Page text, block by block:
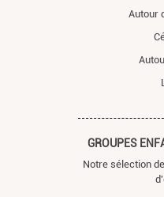
Autour
GROUPES
Notre sélection